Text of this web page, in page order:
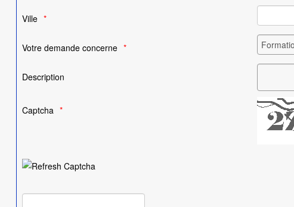
Ville
Votre demande concerne
Description
Captcha